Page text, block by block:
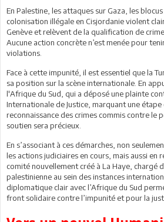
En Palestine, les attaques sur Gaza, les
colonisation illégale en Cisjordanie violent
Genève et relèvent de la qualification de
Aucune action concrète n’est menée pour
violations.
Face à cette impunité, il est essentiel que la
sa position sur la scène internationale. En
l'Afrique du Sud, qui a déposé une plainte
Internationale de Justice, marquant une étape
reconnaissance des crimes commis contre le
soutien sera précieux.
En s’associant à ces démarches, non
les actions judiciaires en cours, mais aussi en
comité nouvellement créé à La Haye, chargé
palestinienne au sein des instances
diplomatique clair avec l’Afrique du Sud
front solidaire contre l’impunité et pour la